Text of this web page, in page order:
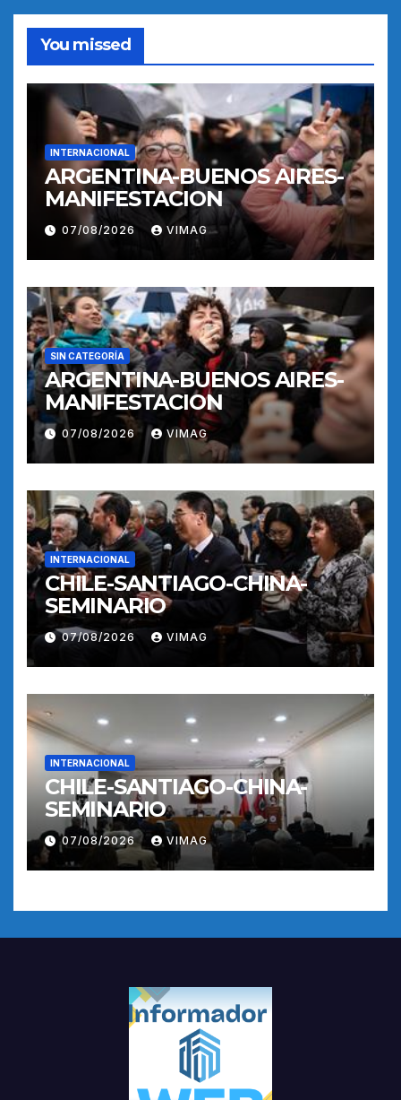
You missed
INTERNACIONAL
ARGENTINA-BUENOS AIRES-
MANIFESTACION
07/08/2026 VIMAG
SIN CATEGORÍA
ARGENTINA-BUENOS AIRES-
MANIFESTACION
07/08/2026 VIMAG
INTERNACIONAL
CHILE-SANTIAGO-CHINA-
SEMINARIO
07/08/2026 VIMAG
INTERNACIONAL
CHILE-SANTIAGO-CHINA-
SEMINARIO
07/08/2026 VIMAG